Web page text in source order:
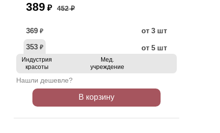
389 ₽ 452 ₽
369 ₽
от 3 шт
353 ₽ от 5 шт
Индустрия
красоты
Мед.
учреждение
Нашли дешевле?
В корзину